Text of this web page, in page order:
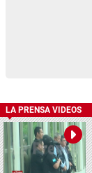
LA PRENSA VIDEOS